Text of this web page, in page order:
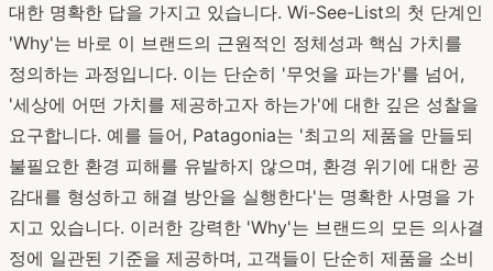
대한 명확한 답을 가지고 있습니다. Wi-See-List의 첫 단계인
'Why'는 바로 이 브랜드의 근원적인 정체성과 핵심 가치를
정의하는 과정입니다. 이는 단순히 '무엇을 파는가'를 넘어,
'세상에 어떤 가치를 제공하고자 하는가'에 대한 깊은 성찰을
요구합니다. 예를 들어, Patagonia는 '최고의 제품을 만들되
불필요한 환경 피해를 유발하지 않으며, 환경 위기에 대한 공
감대를 형성하고 해결 방안을 실행한다'는 명확한 사명을 가
지고 있습니다. 이러한 강력한 'Why'는 브랜드의 모든 의사결
정에 일관된 기준을 제공하며, 고객들이 단순히 제품을 소비